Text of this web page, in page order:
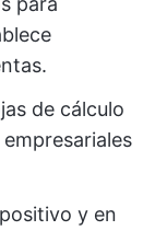
de cálculo
y en